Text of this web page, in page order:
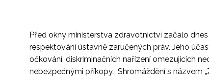
Před okny ministerstva zdravotnictví začalo
respektování ústavně zaručených práv. Jeho
očkování, diskriminačních nařízení omezujících
nebezpečnými příkopy. Shromáždění s názvem